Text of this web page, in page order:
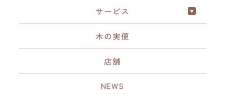
サービス
木の実便
店舗
NEWS